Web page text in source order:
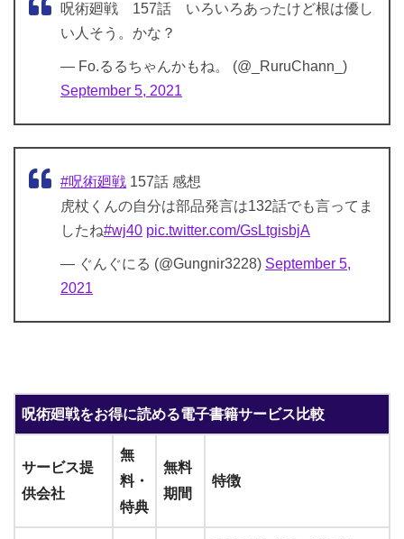
呪術廻戦 157話 いろいろあったけど根は優し
い人そう。かな？
— Fo.るるちゃんかもね。 (@_RuruChann_)
September 5, 2021
#呪術廻戦 157話 感想
虎杖くんの自分は部品発言は132話でも言ってま
したね#wj40 pic.twitter.com/GsLtgisbjA
— ぐんぐにる (@Gungnir3228) September 5,
2021
呪術廻戦をお得に読める電子書籍サービス比較
サービス提
供会社
無
料・
特典
無料
期間
特徴